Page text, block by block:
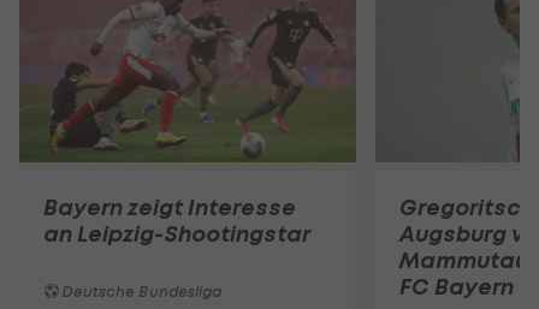
Bayern zeigt Interesse
an Leipzig-Shootingstar
Deutsche Bundesliga
Gregoritsch
Augsburg
FC Bayern